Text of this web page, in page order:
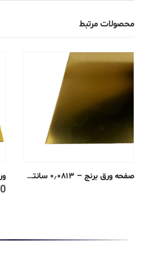
محصولات مرتبط